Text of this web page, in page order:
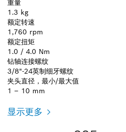
重量
1.3 kg
额定转速
1,760 rpm
额定扭矩
1.0 / 4.0 Nm
钻轴连接螺纹
3/8"-24英制细牙螺纹
夹头直径，最小/最大值
1 – 10 mm
显示更多